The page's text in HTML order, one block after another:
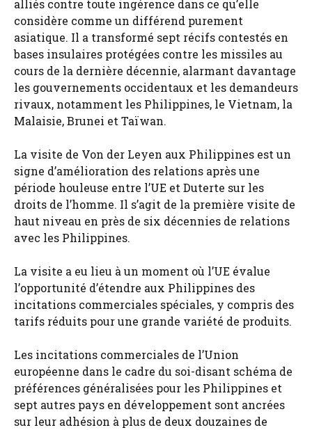
alliés contre toute ingérence dans ce qu’elle
considère comme un différend purement
asiatique. Il a transformé sept récifs contestés en
bases insulaires protégées contre les missiles au
cours de la dernière décennie, alarmant davantage
les gouvernements occidentaux et les demandeurs
rivaux, notamment les Philippines, le Vietnam, la
Malaisie, Brunei et Taïwan.
La visite de Von der Leyen aux Philippines est un
signe d’amélioration des relations après une
période houleuse entre l’UE et Duterte sur les
droits de l’homme. Il s’agit de la première visite de
haut niveau en près de six décennies de relations
avec les Philippines.
La visite a eu lieu à un moment où l’UE évalue
l’opportunité d’étendre aux Philippines des
incitations commerciales spéciales, y compris des
tarifs réduits pour une grande variété de produits.
Les incitations commerciales de l’Union
européenne dans le cadre du soi-disant schéma de
préférences généralisées pour les Philippines et
sept autres pays en développement sont ancrées
sur leur adhésion à plus de deux douzaines de